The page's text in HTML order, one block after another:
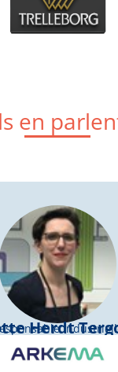
en
Herdt